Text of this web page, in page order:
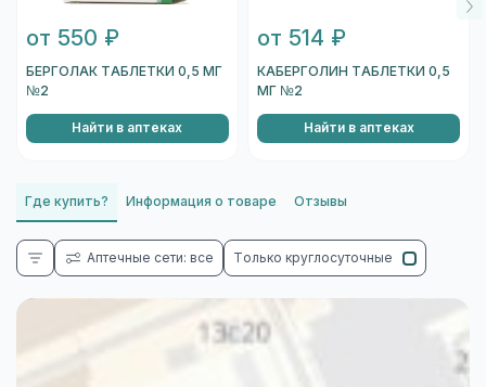
от 550 ₽
БЕРГОЛАК ТАБЛЕТКИ 0,5 МГ
№2
Найти в аптеках
от 514 ₽
КАБЕРГОЛИН ТАБЛЕТКИ 0,5
МГ №2
Найти в аптеках
Где купить? Информация о товаре Отзывы
Аптечные сети: все Только круглосуточные